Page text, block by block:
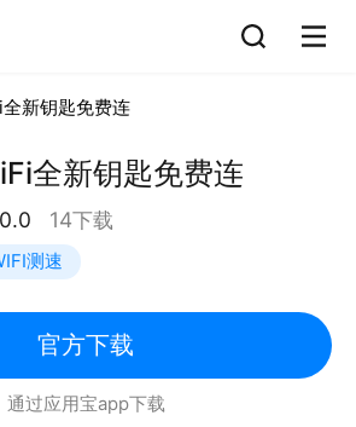
新钥匙免费连
全新钥匙免费连
0.0 14下载
测速
官方下载
通过应用宝app下载